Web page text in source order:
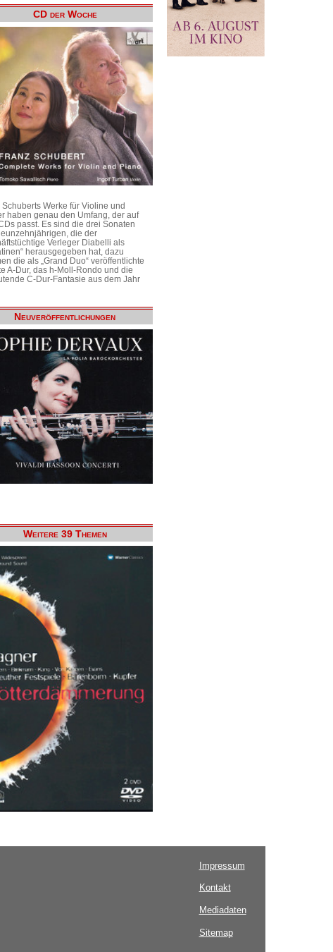
CD der Woche
Schuberts Werke für Violine und
haben genau den Umfang, der auf
passt. Es sind die drei Sonaten
die der
Verleger Diabelli als
herausgegeben hat, dazu
die als „Grand Duo“ veröffentlichte
A-Dur, das h-Moll-Rondo und die
C-Dur-Fantasie aus dem Jahr
Neuveröffentlichungen
Weitere 39 Themen
Impressum
Kontakt
Mediadaten
Sitemap